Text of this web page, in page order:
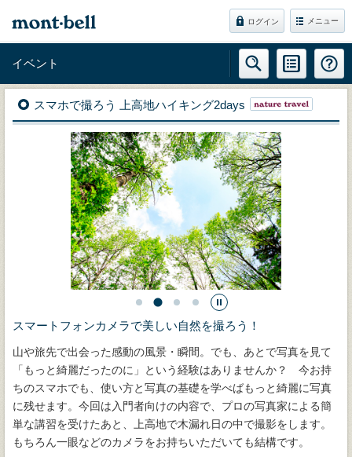
ログイン メニュー
イベント
スマホで撮ろう 上高地ハイキング2days
スマートフォンカメラで美しい自然を撮ろう！
山や旅先で出会った感動の風景・瞬間。でも、あとで写真を見て
「もっと綺麗だったのに」という経験はありませんか？ 今お持
ちのスマホでも、使い方と写真の基礎を学べばもっと綺麗に写真
に残せます。今回は入門者向けの内容で、プロの写真家による簡
単な講習を受けたあと、上高地で木漏れ日の中で撮影をします。
もちろん一眼などのカメラをお持ちいただいても結構です。